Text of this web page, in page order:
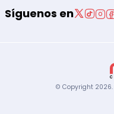
Síguenos en
© Copyright 2026.